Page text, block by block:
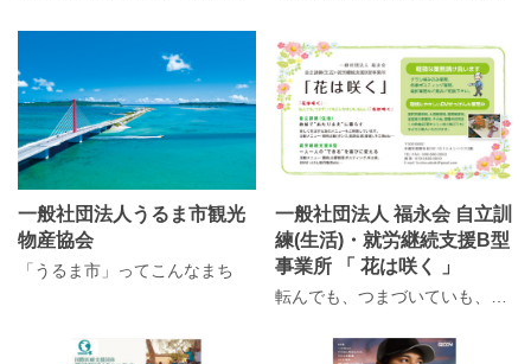
一般社団法人うるま市観光
物産協会
「うるま市」ってこんなまち
一般社団法人 福永会 自立訓
練(生活)・就労継続支援B型
事業所 「 花は咲く 」